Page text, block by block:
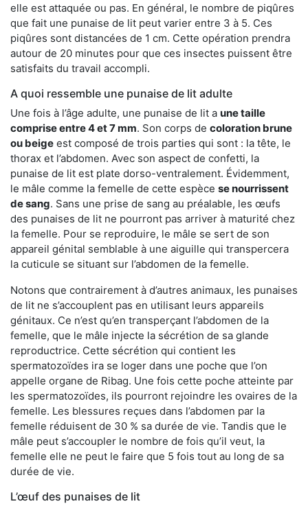
elle est attaquée ou pas. En général, le nombre de piqûres
que fait une punaise de lit peut varier entre 3 à 5. Ces
piqûres sont distancées de 1 cm. Cette opération prendra
autour de 20 minutes pour que ces insectes puissent être
satisfaits du travail accompli.
A quoi ressemble une punaise de lit adulte
Une fois à l’âge adulte, une punaise de lit a une taille
comprise entre 4 et 7 mm. Son corps de coloration brune
ou beige est composé de trois parties qui sont : la tête, le
thorax et l’abdomen. Avec son aspect de confetti, la
punaise de lit est plate dorso-ventralement. Évidemment,
le mâle comme la femelle de cette espèce se nourrissent
de sang. Sans une prise de sang au préalable, les œufs
des punaises de lit ne pourront pas arriver à maturité chez
la femelle. Pour se reproduire, le mâle se sert de son
appareil génital semblable à une aiguille qui transpercera
la cuticule se situant sur l’abdomen de la femelle.
Notons que contrairement à d’autres animaux, les punaises
de lit ne s’accouplent pas en utilisant leurs appareils
génitaux. Ce n’est qu’en transperçant l’abdomen de la
femelle, que le mâle injecte la sécrétion de sa glande
reproductrice. Cette sécrétion qui contient les
spermatozoïdes ira se loger dans une poche que l’on
appelle organe de Ribag. Une fois cette poche atteinte par
les spermatozoïdes, ils pourront rejoindre les ovaires de la
femelle. Les blessures reçues dans l’abdomen par la
femelle réduisent de 30 % sa durée de vie. Tandis que le
mâle peut s’accoupler le nombre de fois qu’il veut, la
femelle elle ne peut le faire que 5 fois tout au long de sa
durée de vie.
L’œuf des punaises de lit